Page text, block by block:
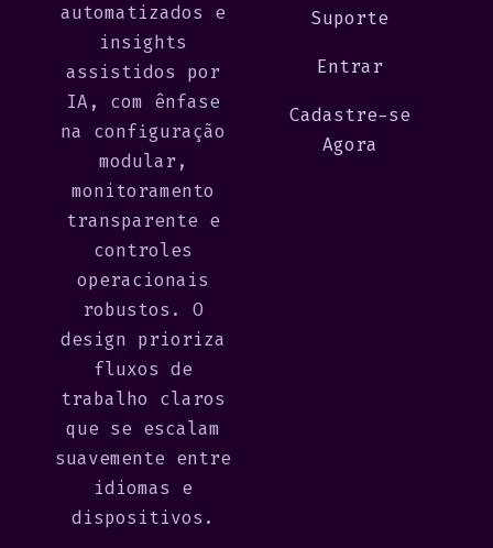
automatizados e
insights
assistidos por
IA, com ênfase
na configuração
modular,
monitoramento
transparente e
controles
operacionais
robustos. O
design prioriza
fluxos de
trabalho claros
que se escalam
suavemente entre
idiomas e
dispositivos.
Suporte
Entrar
Cadastre-se
Agora